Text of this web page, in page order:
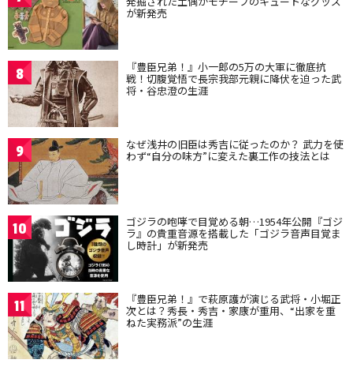
が新発売
8 『豊臣兄弟！』小一郎の5万の大軍に徹底抗
戦！切腹覚悟で長宗我部元親に降伏を迫った武
将・谷忠澄の生涯
9 なぜ浅井の旧臣は秀吉に従ったのか？ 武力を使
わず“自分の味方”に変えた裏工作の技法とは
10 ゴジラの咆哮で目覚める朝…1954年公開『ゴジ
ラ』の貴重音源を搭載した「ゴジラ音声目覚ま
し時計」が新発売
11 『豊臣兄弟！』で萩原護が演じる武将・小堀正
次とは？秀長・秀吉・家康が重用、“出家を重
ねた実務派”の生涯